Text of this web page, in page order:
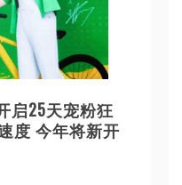
启25天宠粉狂
度 今年将新开